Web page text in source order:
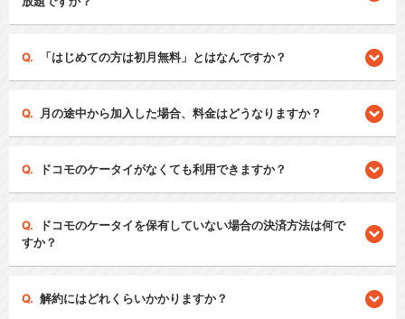
「はじめての方は初月無料」とはなんですか？
月の途中から加入した場合、料金はどうなりますか？
ドコモのケータイがなくても利用できますか？
ドコモのケータイを保有していない場合の決済方法は何で
すか？
解約にはどれくらいかかりますか？